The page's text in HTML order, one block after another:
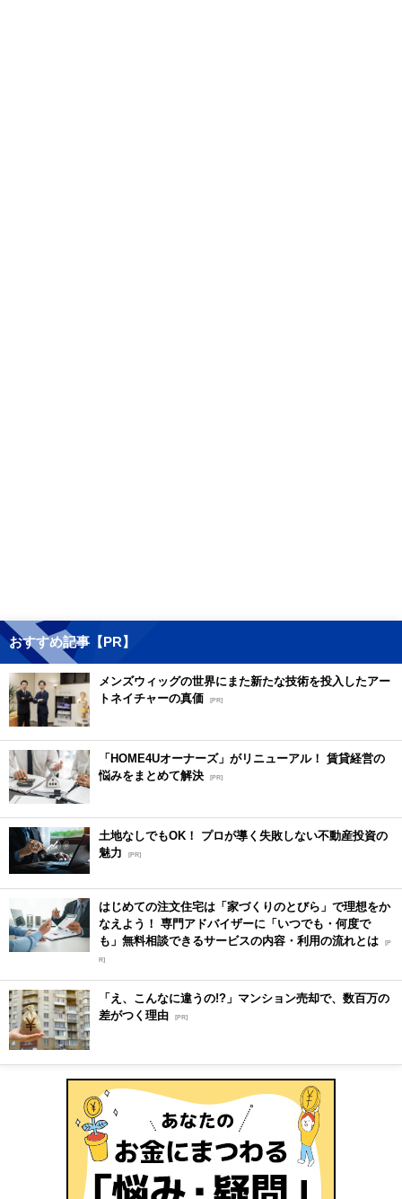
おすすめ記事【PR】
メンズウィッグの世界にまた新たな技術を投入したアー
トネイチャーの真価 [PR]
「HOME4Uオーナーズ」がリニューアル！ 賃貸経営の
悩みをまとめて解決 [PR]
土地なしでもOK！ プロが導く失敗しない不動産投資の
魅力
[PR]
はじめての注文住宅は「家づくりのとびら」で理想をか
なえよう！ 専門アドバイザーに「いつでも・何度で
も」無料相談できるサービスの内容・利用の流れとは [P
R]
「え、こんなに違うの!?」マンション売却で、数百万の
差がつく理由 [PR]